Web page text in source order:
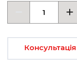
Консультація